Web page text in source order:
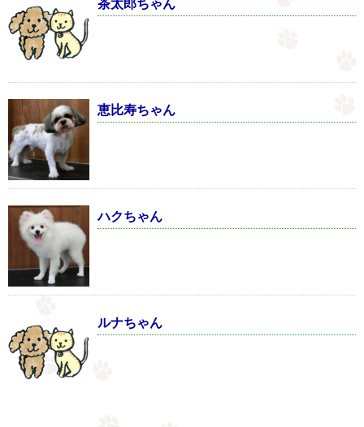
茶太郎ちゃん
恵比寿ちゃん
ハクちゃん
ルナちゃん